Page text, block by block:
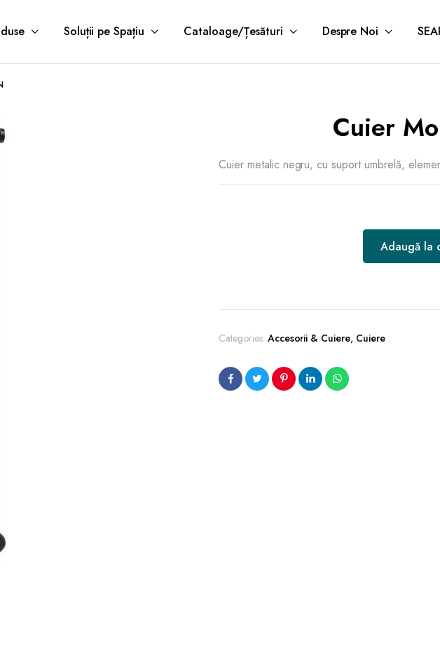
Soluții pe Spațiu Cataloage/Țesături Despre Noi
Cuier
Cuier metalic negru, cu suport umbrelă,
Adaugă la
Categories: Accesorii & Cuiere, Cuiere